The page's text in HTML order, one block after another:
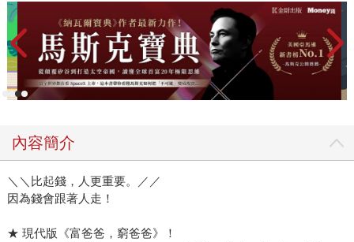
內容簡介
＼＼比起錢，人更重要。／／
因為錢會跟著人走！
★ 現代版《富爸爸，窮爸爸》！